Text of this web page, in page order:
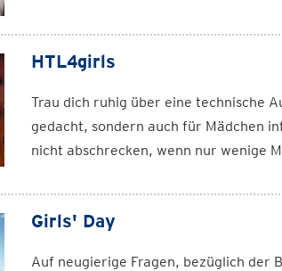
HTL4girls
Trau dich ruhig über eine technische
gedacht, sondern auch für Mädchen
nicht abschrecken, wenn nur wenige
Girls' Day
Auf neugierige Fragen, bezüglich der